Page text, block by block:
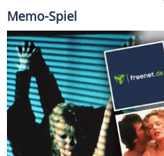
Memo-Spiel